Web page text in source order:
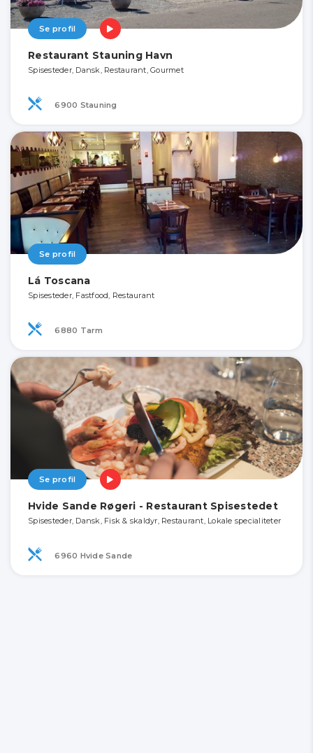
Se profil
Restaurant Stauning Havn
Spisesteder, Dansk, Restaurant, Gourmet
6900 Stauning
Se profil
Lá Toscana
Spisesteder, Fastfood, Restaurant
6880 Tarm
Se profil
Hvide Sande Røgeri - Restaurant Spisestedet
Spisesteder, Dansk, Fisk & skaldyr, Restaurant, Lokale specialiteter
6960 Hvide Sande